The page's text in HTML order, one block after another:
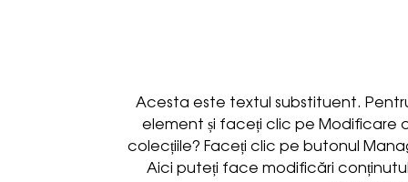
Acesta este textul substituent.
element și faceți clic pe Modificare
colecțiile? Faceți clic pe butonul
Aici puteți face modificări